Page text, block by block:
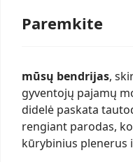
Paremkite
mūsų bendrijas,
gyventojų pajamų
didelė paskata
rengiant parodas,
kūrybinius plenerus